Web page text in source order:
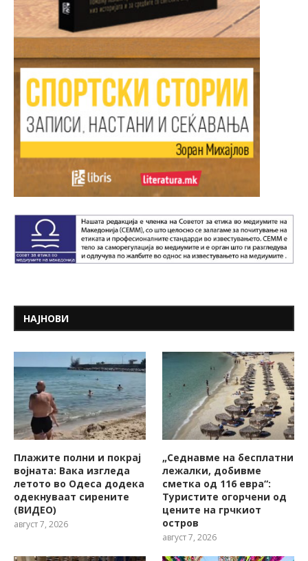
НАЈНОВИ
Плажите полни и покрај
војната: Вака изгледа
летото во Одеса додека
одекнуваат сирените
(ВИДЕО)
август 7, 2026
„Седнавме на бесплатни
лежалки, добивме
сметка од 116 евра“:
Туристите огорчени од
цените на грчкиот
остров
август 7, 2026